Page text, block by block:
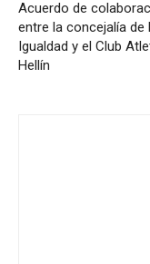
Acuerdo de
entre la concejalía de
Igualdad y el Club
Hellín